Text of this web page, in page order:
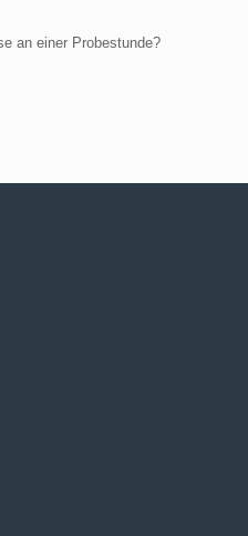
an einer Probestunde?